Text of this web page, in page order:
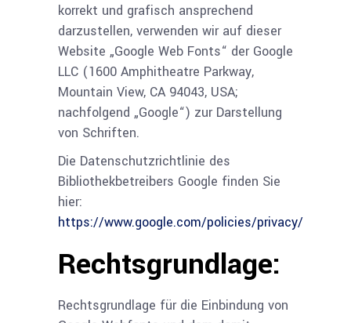
korrekt und grafisch ansprechend
darzustellen, verwenden wir auf dieser
Website „Google Web Fonts“ der Google
LLC (1600 Amphitheatre Parkway,
Mountain View, CA 94043, USA;
nachfolgend „Google“) zur Darstellung
von Schriften.
Die Datenschutzrichtlinie des
Bibliothekbetreibers Google finden Sie
hier:
https://www.google.com/policies/privacy/
Rechtsgrundlage:
Rechtsgrundlage für die Einbindung von